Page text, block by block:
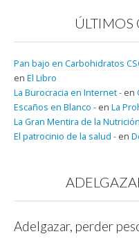
ÚLTIMOS
Pan bajo en Carbohidratos
en El Libro
La Burocracia en Internet - en
Escaños en Blanco - en La
La Gran Mentira de la
El patrocinio de la salud - en
Adelgazar, perder